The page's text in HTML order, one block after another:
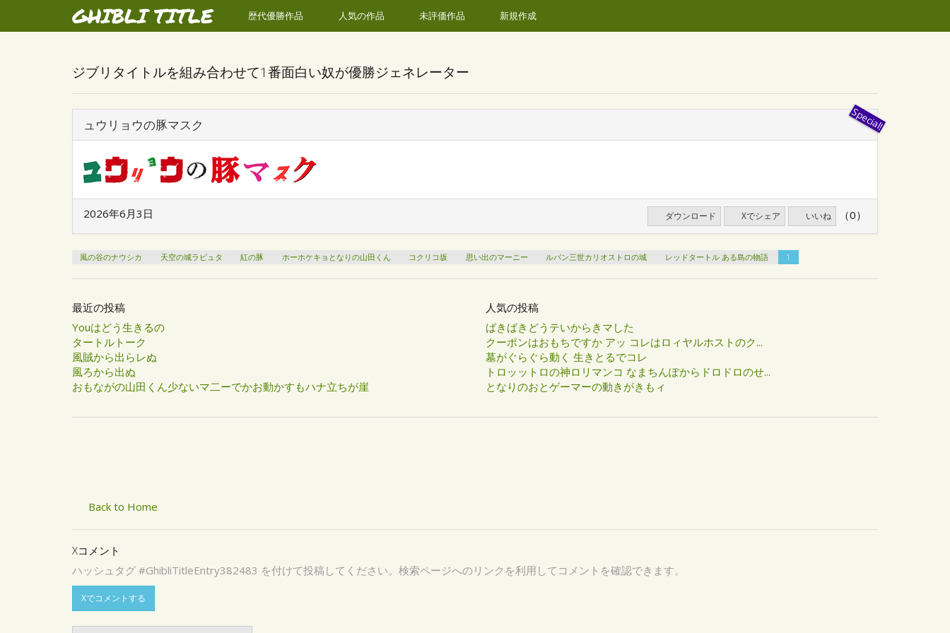
GHIBLI TITLE 歴代優勝作品 人気の作品 未評価作品 新規作成
ジブリタイトルを組み合わせて1番面白い奴が優勝ジェネレーター
ュウリョウの豚マスク
2026年6月3日 ダウンロード Xでシェア いいね （0）
風の谷のナウシカ 天空の城ラピュタ 紅の豚 ホーホケキョとなりの山田くん コクリコ坂 思い出のマーニー ルパン三世カリオストロの城 レッドタートル ある島の物語 1
最近の投稿
Youはどう生きるの
タートルトーク
風賊から出らレぬ
風ろから出ぬ
おもながの山田くん少ないマ二ーでかお動かすもハナ立ちが崖
人気の投稿
ばきばきどうテいからきマした
クーポンはおもちですか アッ コレはロィヤルホストのク...
墓がぐらぐら動く 生きとるでコレ
トロッットロの神ロリマンコ なまちんぽからドロドロのせ...
となりのおとゲーマーの動きがきもィ
Back to Home
Xコメント
ハッシュタグ #GhibliTitleEntry382483 を付けて投稿してください。検索ページへのリンクを利用してコメントを確認できます。
Xでコメントする